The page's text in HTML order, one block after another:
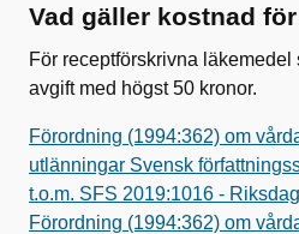
Vad gäller kostnad
För receptförskrivna
avgift med högst 50 kronor.
Förordning (1994:362) om
utlänningar Svensk
t.o.m. SFS 2019:1016 -
Förordning (1994:362) om